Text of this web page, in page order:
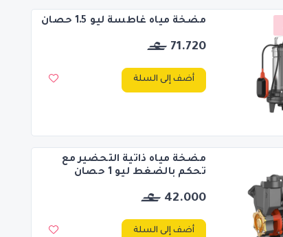
مضخة مياه غاطسة ليو 1.5 حصان
71.720
أضف إلى السلة
مضخة مياه ذاتية التحضير مع
تحكم بالضغط ليو 1 حصان
42.000
أضف إلى السلة